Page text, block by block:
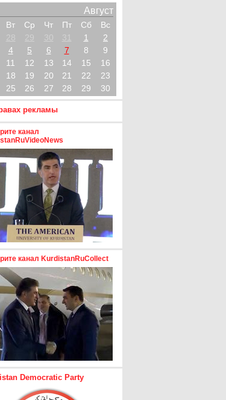
Август
Вт Ср Чт Пт Сб
Вс
28 29 30 31 1
2
4 5 6 7 8
9
11 12 13 14 15
16
18 19 20 21 22
23
25 26 27 28 29 30
рекламы
канал
канал KurdistanRuCollect
Democratic Party